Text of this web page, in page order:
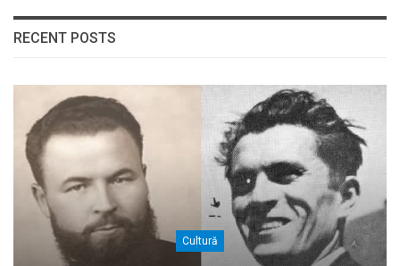
RECENT POSTS
Cultură